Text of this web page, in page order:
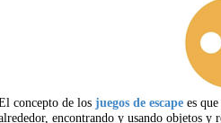
concepto de losjuegos de escape es
encontrando y usando objetos